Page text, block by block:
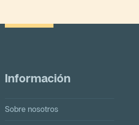
Información
Sobre nosotros